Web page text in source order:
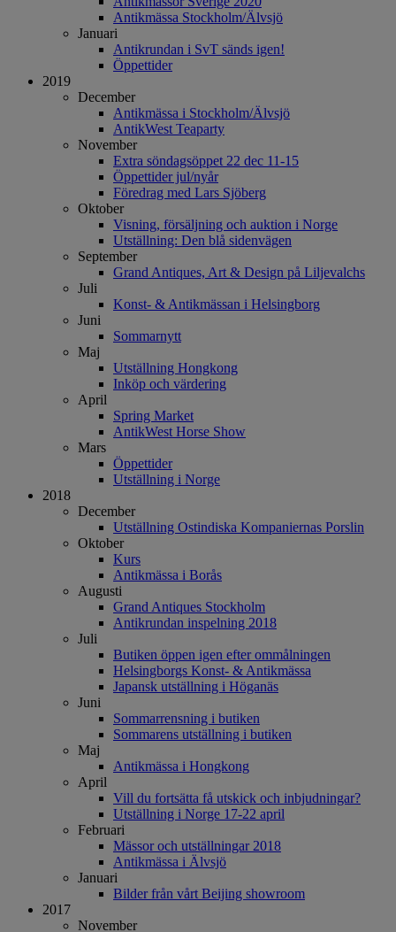
Antikmässa Stockholm/Älvsjö
Januari
Antikrundan i SvT sänds igen!
Öppettider
2019
December
Antikmässa i Stockholm/Älvsjö
AntikWest Teaparty
November
Extra söndagsöppet 22 dec 11-15
Öppettider jul/nyår
Föredrag med Lars Sjöberg
Oktober
Visning, försäljning och auktion i Norge
Utställning: Den blå sidenvägen
September
Grand Antiques, Art & Design på Liljevalchs
Juli
Konst- & Antikmässan i Helsingborg
Juni
Sommarnytt
Maj
Utställning Hongkong
Inköp och värdering
April
Spring Market
AntikWest Horse Show
Mars
Öppettider
Utställning i Norge
2018
December
Utställning Ostindiska Kompaniernas Porslin
Oktober
Kurs
Antikmässa i Borås
Augusti
Grand Antiques Stockholm
Antikrundan inspelning 2018
Juli
Butiken öppen igen efter ommålningen
Helsingborgs Konst- & Antikmässa
Japansk utställning i Höganäs
Juni
Sommarrensning i butiken
Sommarens utställning i butiken
Maj
Antikmässa i Hongkong
April
Vill du fortsätta få utskick och inbjudningar?
Utställning i Norge 17-22 april
Februari
Mässor och utställningar 2018
Antikmässa i Älvsjö
Januari
Bilder från vårt Beijing showroom
2017
November